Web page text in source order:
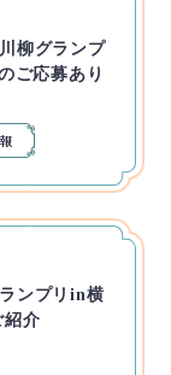
柳グランプ
ご応募あり
ンプリin横
紹介